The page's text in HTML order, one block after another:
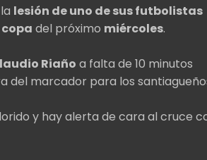
lesión de uno de sus futbolistas
del próximo miércoles.
Riaño a falta de 10 minutos
del marcador para los
y hay alerta de cara al cruce